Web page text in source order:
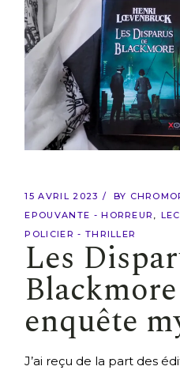
15 AVRIL 2023 BY
EPOUVANTE - HORREUR
POLICIER - THRILLER
Les
enquête
J’ai reçu de la part des